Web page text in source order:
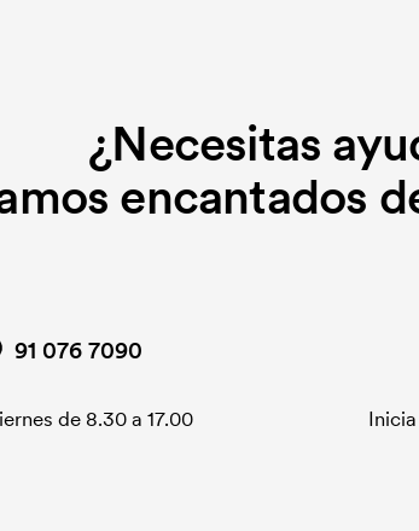
¿Necesitas
encantados
91 076 7090
de 8.30 a 17.00